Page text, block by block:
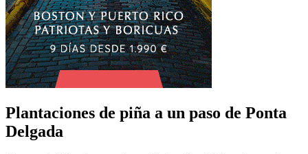
Plantaciones de piña a un paso de Ponta
Delgada